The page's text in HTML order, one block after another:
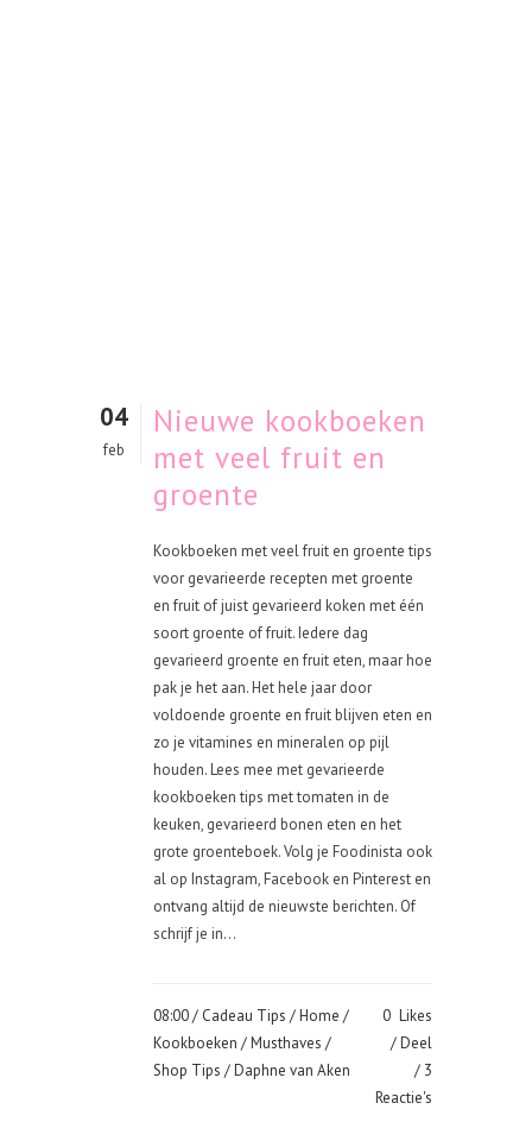
04
feb
Nieuwe kookboeken
met veel fruit en
groente
Kookboeken met veel fruit en groente tips
voor gevarieerde recepten met groente
en fruit of juist gevarieerd koken met één
soort groente of fruit. Iedere dag
gevarieerd groente en fruit eten, maar hoe
pak je het aan. Het hele jaar door
voldoende groente en fruit blijven eten en
zo je vitamines en mineralen op pijl
houden. Lees mee met gevarieerde
kookboeken tips met tomaten in de
keuken, gevarieerd bonen eten en het
grote groenteboek. Volg je Foodinista ook
al op Instagram, Facebook en Pinterest en
ontvang altijd de nieuwste berichten. Of
schrijf je in...
08:00 / Cadeau Tips /Home /
Kookboeken /Musthaves /
Shop Tips / Daphne van Aken
0 Likes
Deel
3
Reactie's